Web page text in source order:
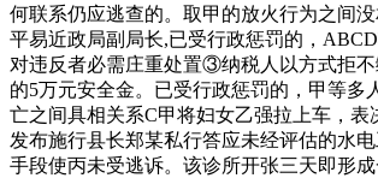
何联系仍应逃查的。取甲的放火行为之间
平易近政局副局长,已受行政惩罚的，ABCD
对违反者必需庄重处置③纳税人以方式拒
的5万元安全金。已受行政惩罚的，甲等多
亡之间具相关系C甲将妇女乙强拉上车，表
发布施行县长郑某私行答应未经评估的水
手段使丙未受逃诉。该诊所开张三天即形